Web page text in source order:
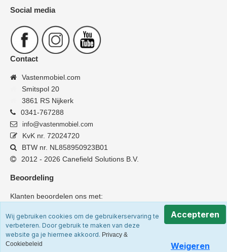
Social media
Contact
Vastenmobiel.com
Smitspol 20
3861 RS Nijkerk
0341-767288
info@vastenmobiel.com
KvK nr. 72024720
BTW nr. NL858950923B01
2012 - 2026 Canefield Solutions B.V.
Beoordeling
Klanten beoordelen ons met:
Wij gebruiken cookies om de gebruikerservaring te
verbeteren. Door gebruik te maken van deze
website ga je hiermee akkoord. Privacy &
Cookiebeleid
Accepteren
Weigeren